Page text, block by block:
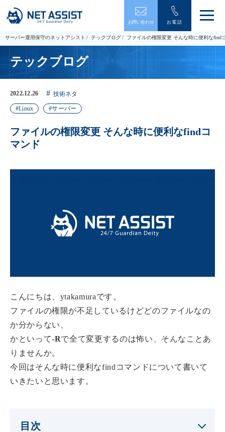
お問い合わせ お電話
メ
ュ
ー
サーバー運用保守のネットアシスト テックブログ ファイルの権限変更 そんな時に便利なfind
テックブログ
2022.12.26 技術ネタ
Linux サーバー
ファイルの権限変更 そんな時に便利なfindコ
マンド
こんにちは、ytakamuraです。
ファイルの権限が不足しているけどどのファイルなの
か分からない、
かといって-Rで全て変更するのは怖い、そんなことあ
りませんか。
今回はそんな時に便利なfindコマンドについて書いて
いきたいと思います。
目次